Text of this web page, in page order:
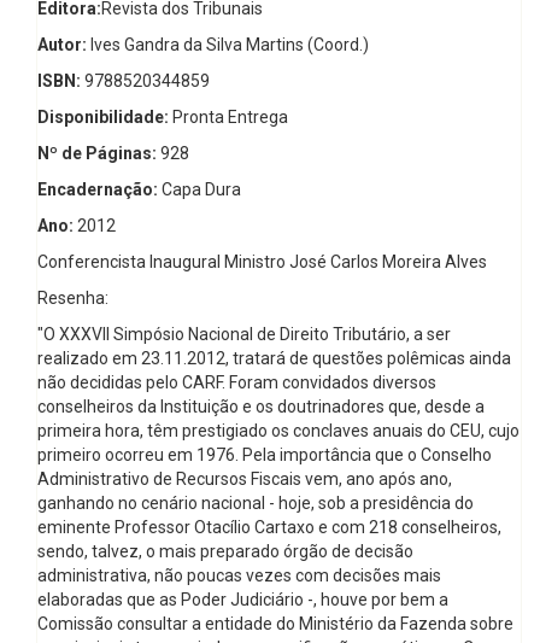
Editora:Revista dos Tribunais
Autor: Ives Gandra da Silva Martins (Coord.)
ISBN: 9788520344859
Disponibilidade: Pronta Entrega
Nº de Páginas: 928
Encadernação: Capa Dura
Ano: 2012
Conferencista Inaugural Ministro José Carlos Moreira Alves
Resenha:
"O XXXVII Simpósio Nacional de Direito Tributário, a ser
realizado em 23.11.2012, tratará de questões polêmicas ainda
não decididas pelo CARF. Foram convidados diversos
conselheiros da Instituição e os doutrinadores que, desde a
primeira hora, têm prestigiado os conclaves anuais do CEU, cujo
primeiro ocorreu em 1976. Pela importância que o Conselho
Administrativo de Recursos Fiscais vem, ano após ano,
ganhando no cenário nacional - hoje, sob a presidência do
eminente Professor Otacílio Cartaxo e com 218 conselheiros,
sendo, talvez, o mais preparado órgão de decisão
administrativa, não poucas vezes com decisões mais
elaboradas que as Poder Judiciário -, houve por bem a
Comissão consultar a entidade do Ministério da Fazenda sobre